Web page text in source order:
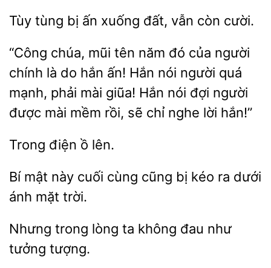
tùng bị xuống đất, còn cười.
“Công chúa, mũi tên năm đó của người
là do hắn ấn! Hắn nói người
mạnh, phải mài giũa! Hắn nói đợi người
được mài mềm rồi,
chỉ nghe lời hắn!”
Trong
mật này
cùng cũng bị kéo ra dưới
ánh mặt
ta không đau như
tưởng tượng.